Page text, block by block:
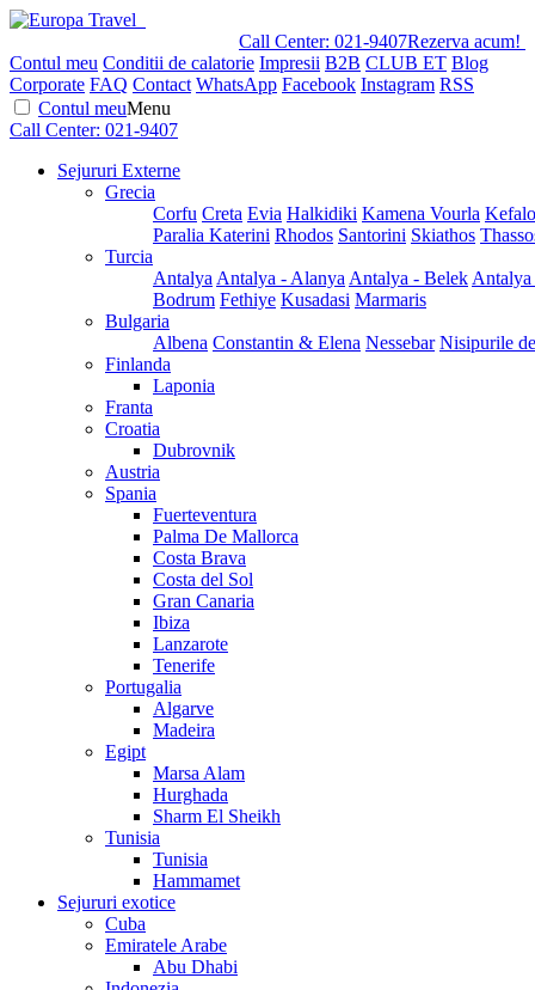
Call Center: 021-9407Rezerva acum!
Contul meu Conditii de calatorie Impresii B2B CLUB ET Blog
Corporate FAQ Contact WhatsApp Facebook Instagram RSS
Contul meuMenu
Call Center: 021-9407
Sejururi Externe
Grecia
Corfu Creta Evia Halkidiki Kamena Vourla
Paralia Katerini Rhodos Santorini Skiathos
Turcia
Antalya Antalya - Alanya Antalya - Belek
Bodrum Fethiye Kusadasi Marmaris
Bulgaria
Albena Constantin & Elena Nessebar Nisipurile
Finlanda
Laponia
Franta
Croatia
Dubrovnik
Austria
Spania
Fuerteventura
Palma De Mallorca
Costa Brava
Costa del Sol
Gran Canaria
Ibiza
Lanzarote
Tenerife
Portugalia
Algarve
Madeira
Egipt
Marsa Alam
Hurghada
Sharm El Sheikh
Tunisia
Tunisia
Hammamet
Sejururi exotice
Cuba
Emiratele Arabe
Abu Dhabi